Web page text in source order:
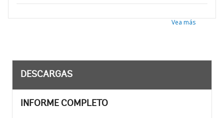
Vea más
DESCARGAS
INFORME COMPLETO